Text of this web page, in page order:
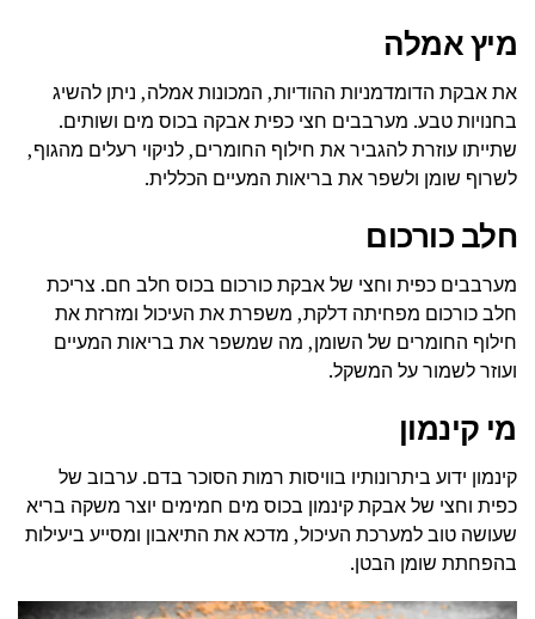
מיץ אמלה
את אבקת הדומדמניות ההודיות, המכונות אמלה, ניתן להשיג
בחנויות טבע. מערבבים חצי כפית אבקה בכוס מים ושותים.
שתייתו עוזרת להגביר את חילוף החומרים, לניקוי רעלים מהגוף,
לשרוף שומן ולשפר את בריאות המעיים הכללית.
חלב כורכום
מערבבים כפית וחצי של אבקת כורכום בכוס חלב חם. צריכת
חלב כורכום מפחיתה דלקת, משפרת את העיכול ומזרזת את
חילוף החומרים של השומן, מה שמשפר את בריאות המעיים
ועוזר לשמור על המשקל.
מי קינמון
קינמון ידוע ביתרונותיו בוויסות רמות הסוכר בדם. ערבוב של
כפית וחצי של אבקת קינמון בכוס מים חמימים יוצר משקה בריא
שעושה טוב למערכת העיכול, מדכא את התיאבון ומסייע ביעילות
בהפחתת שומן הבטן.